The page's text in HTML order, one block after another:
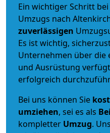
Ein wichtiger Schritt
Umzugs nach
zuverlässigen
Es ist wichtig,
Unternehmen über
und Ausrüstung
erfolgreich
Bei uns können Sie
umziehen, sei es als
kompletter Umzug.